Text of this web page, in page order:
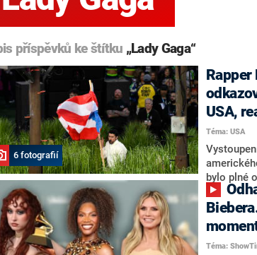
příspěvků ke štítku „Lady Gaga“
6 fotografií
Rapper
USA,
Téma: USA
bylo plné
hvězdou
agentury.
Gaga a
Téma: